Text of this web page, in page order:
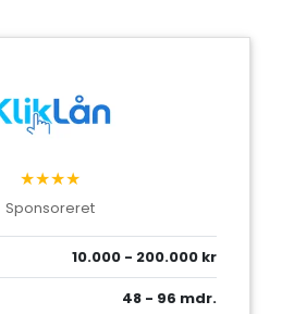
★★★★
Sponsoreret
10.000 - 200.000 kr
48 - 96 mdr.